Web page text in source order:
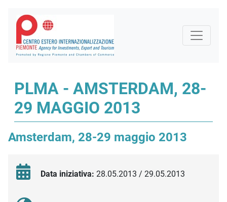
PLMA - AMSTERDAM, 28-
29 MAGGIO 2013
Amsterdam, 28-29 maggio 2013
Data iniziativa: 28.05.2013 / 29.05.2013